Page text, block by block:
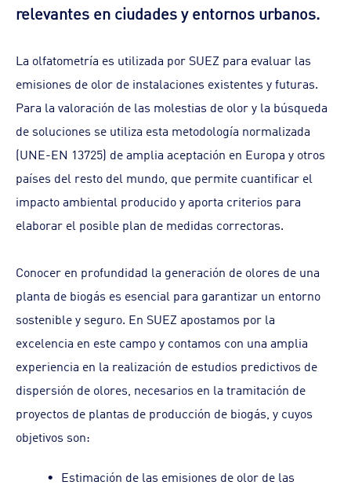
relevantes en ciudades y entornos urbanos.
La olfatometría es utilizada por SUEZ para evaluar las
emisiones de olor de instalaciones existentes y futuras.
Para la valoración de las molestias de olor y la búsqueda
de soluciones se utiliza esta metodología normalizada
(UNE-EN 13725) de amplia aceptación en Europa y otros
países del resto del mundo, que permite cuantificar el
impacto ambiental producido y aporta criterios para
elaborar el posible plan de medidas correctoras.
Conocer en profundidad la generación de olores de una
planta de biogás es esencial para garantizar un entorno
sostenible y seguro. En SUEZ apostamos por la
excelencia en este campo y contamos con una amplia
experiencia en la realización de estudios predictivos de
dispersión de olores, necesarios en la tramitación de
proyectos de plantas de producción de biogás, y cuyos
objetivos son:
Estimación de las emisiones de olor de las